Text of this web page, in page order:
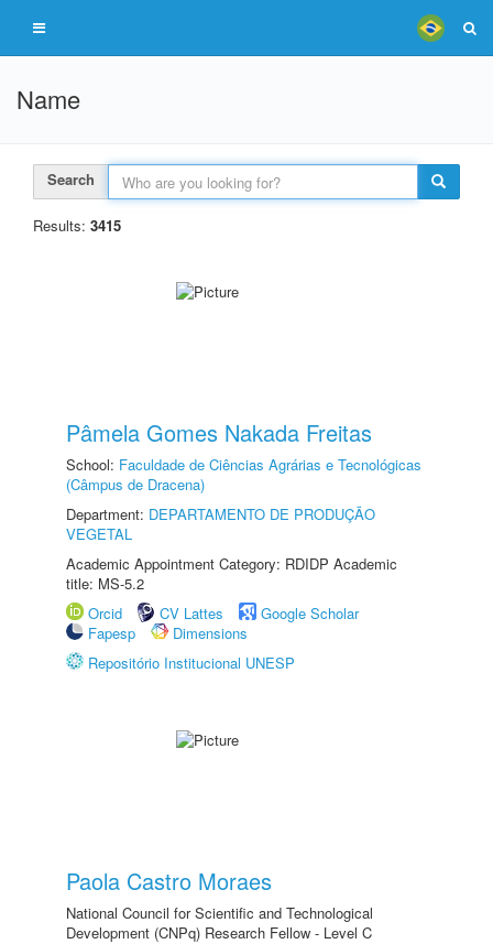
Name
Search
Results: 3415
Pâmela Gomes Nakada Freitas
School: Faculdade de Ciências Agrárias e Tecnológicas
(Câmpus de Dracena)
Department: DEPARTAMENTO DE PRODUÇÃO
VEGETAL
Academic Appointment Category: RDIDP Academic
title: MS-5.2
Orcid
CV Lattes
Google Scholar
Fapesp
Dimensions
Repositório Institucional UNESP
Paola Castro Moraes
National Council for Scientific and Technological
Development (CNPq) Research Fellow - Level C